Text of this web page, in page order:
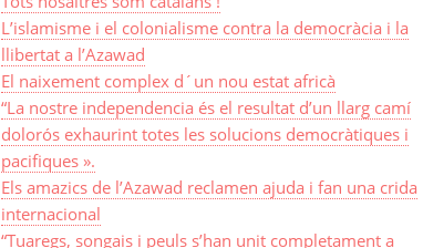
L’islamisme i el colonialisme contra la democràcia i la
llibertat a l’Azawad
El naixement complex d´un nou estat africà
“La nostre independencia és el resultat d’un llarg camí
dolorós exhaurint totes les solucions democràtiques i
pacifiques ».
Els amazics de l’Azawad reclamen ajuda i fan una crida
internacional
“Tuaregs, songais i peuls s’han unit completament a